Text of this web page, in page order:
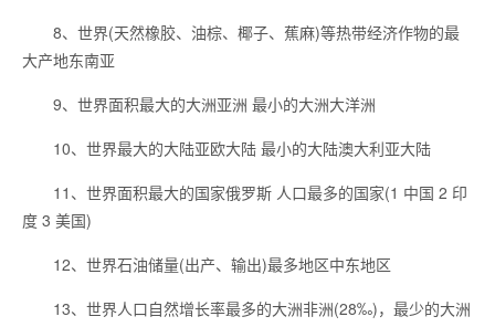
8、世界(天然橡胶、油棕、椰子、蕉麻)等热带经济作物的最
大产地东南亚
9、世界面积最大的大洲亚洲 最小的大洲大洋洲
10、世界最大的大陆亚欧大陆 最小的大陆澳大利亚大陆
11、世界面积最大的国家俄罗斯 人口最多的国家(1 中国 2 印
度 3 美国)
12、世界石油储量(出产、输出)最多地区中东地区
13、世界人口自然增长率最多的大洲非洲(28‰)，最少的大洲